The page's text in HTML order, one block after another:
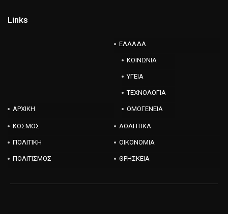
Links
ΑΡΧΙΚΗ
ΕΛΛΑΔΑ
ΚΟΙΝΩΝΙΑ
ΥΓΕΙΑ
ΤΕΧΝΟΛΟΓΙΑ
ΟΜΟΓΕΝΕΙΑ
ΚΟΣΜΟΣ ΑΘΛΗΤΙΚΑ
ΠΟΛΙΤΙΚΗ ΟΙΚΟΝΟΜΙΑ
ΠΟΛΙΤΙΣΜΟΣ ΘΡΗΣΚΕΙΑ